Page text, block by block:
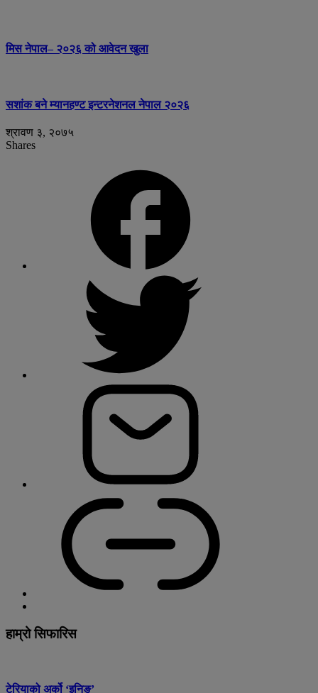
मिस नेपाल– २०२६ को आवेदन खुला
सशांक बने म्यानहण्ट इन्टरनेशनल नेपाल २०२६
श्रावण ३, २०७५
Shares
हाम्रो सिफारिस
टेरियाको अर्को ‘इनिङ्’